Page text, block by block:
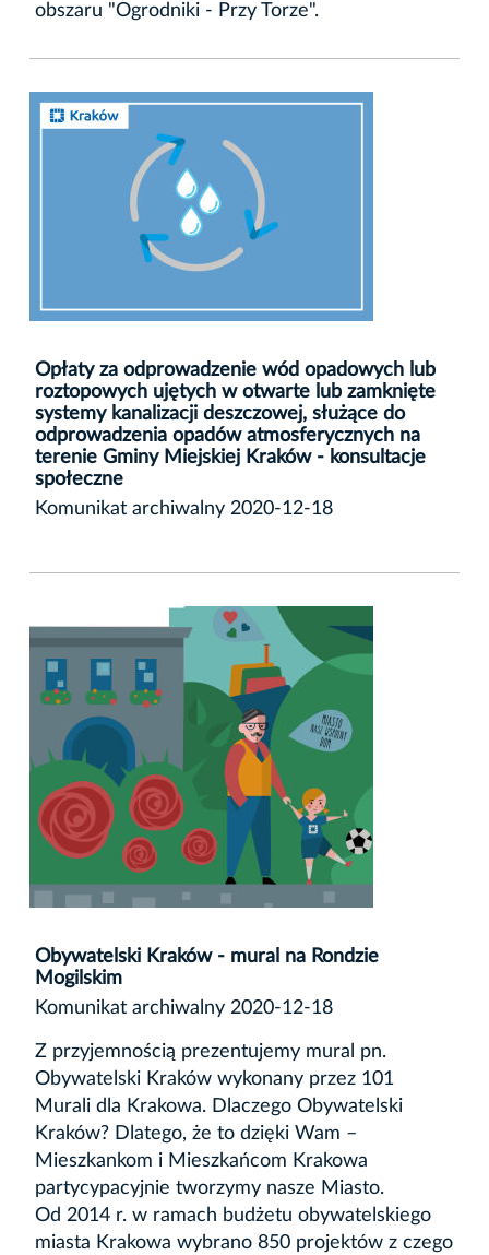
obszaru "Ogrodniki - Przy Torze".
Opłaty za odprowadzenie wód opadowych lub
roztopowych ujętych w otwarte lub zamknięte
systemy kanalizacji deszczowej, służące do
odprowadzenia opadów atmosferycznych na
terenie Gminy Miejskiej Kraków - konsultacje
społeczne
Komunikat archiwalny 2020-12-18
Obywatelski Kraków - mural na Rondzie
Mogilskim
Komunikat archiwalny 2020-12-18
Z przyjemnością prezentujemy mural pn.
Obywatelski Kraków wykonany przez 101
Murali dla Krakowa. Dlaczego Obywatelski
Kraków? Dlatego, że to dzięki Wam –
Mieszkankom i Mieszkańcom Krakowa
partycypacyjnie tworzymy nasze Miasto.
Od 2014 r. w ramach budżetu obywatelskiego
miasta Krakowa wybrano 850 projektów z czego